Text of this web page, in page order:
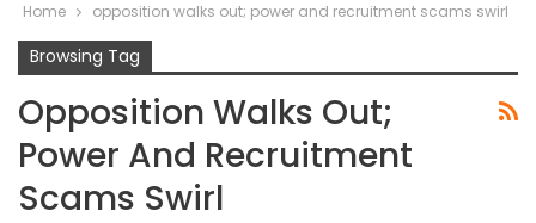
Home opposition walks out; power and recruitment scams swirl
Browsing Tag
Opposition Walks Out;
Power And Recruitment
Scams Swirl